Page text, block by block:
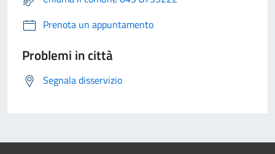
Prenota un appuntamento
Problemi in città
Segnala disservizio